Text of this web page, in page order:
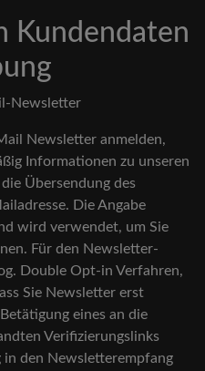
Kundendaten
Newsletter
Newsletter anmelden,
Informationen zu unseren
Übersendung des
Die Angabe
wird verwendet, um Sie
Für den Newsletter-
Double Opt-in Verfahren,
Sie Newsletter erst
eines an die
Verifizierungslinks
den Newsletterempfang